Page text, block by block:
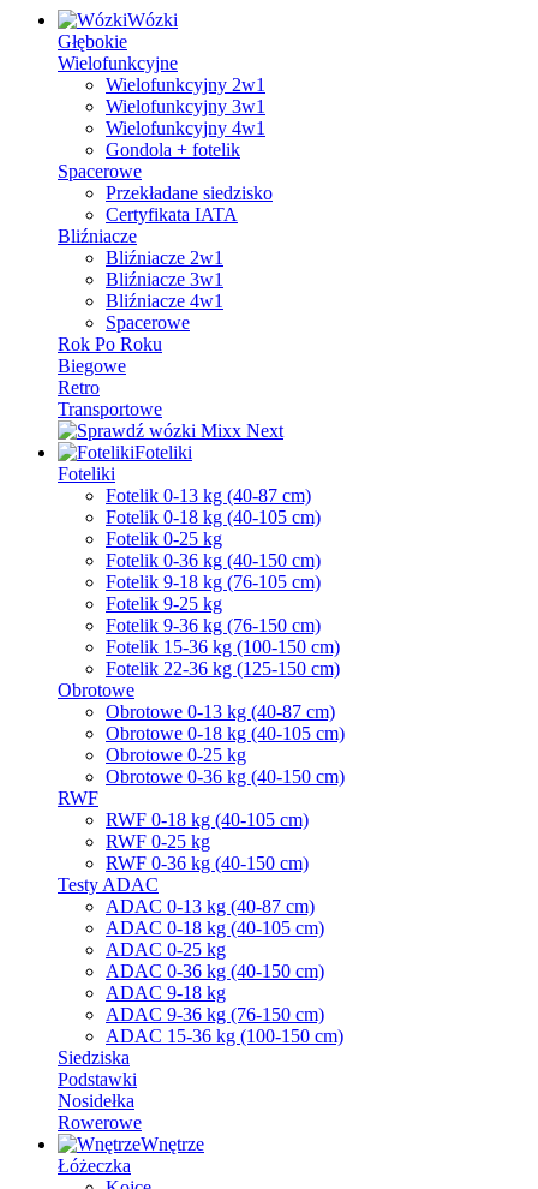
Wózki
Głębokie
Wielofunkcyjne
Wielofunkcyjny 2w1
Wielofunkcyjny 3w1
Wielofunkcyjny 4w1
Gondola + fotelik
Spacerowe
Przekładane siedzisko
Certyfikata IATA
Bliźniacze
Bliźniacze 2w1
Bliźniacze 3w1
Bliźniacze 4w1
Spacerowe
Rok Po Roku
Biegowe
Retro
Transportowe
Foteliki
Foteliki
Fotelik 0-13 kg (40-87 cm)
Fotelik 0-18 kg (40-105 cm)
Fotelik 0-25 kg
Fotelik 0-36 kg (40-150 cm)
Fotelik 9-18 kg (76-105 cm)
Fotelik 9-25 kg
Fotelik 9-36 kg (76-150 cm)
Fotelik 15-36 kg (100-150 cm)
Fotelik 22-36 kg (125-150 cm)
Obrotowe
Obrotowe 0-13 kg (40-87 cm)
Obrotowe 0-18 kg (40-105 cm)
Obrotowe 0-25 kg
Obrotowe 0-36 kg (40-150 cm)
RWF
RWF 0-18 kg (40-105 cm)
RWF 0-25 kg
RWF 0-36 kg (40-150 cm)
Testy ADAC
ADAC 0-13 kg (40-87 cm)
ADAC 0-18 kg (40-105 cm)
ADAC 0-25 kg
ADAC 0-36 kg (40-150 cm)
ADAC 9-18 kg
ADAC 9-36 kg (76-150 cm)
ADAC 15-36 kg (100-150 cm)
Siedziska
Podstawki
Nosidełka
Rowerowe
Wnętrze
Łóżeczka